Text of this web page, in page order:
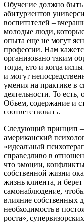
Обучение должно
абитуриентов
воспитателей –
молодые люди,
опыта еще не могут
профессии. Нам
организовано таким
тогда, кто и когда
и могут
умения на практике в
деятельности. То
Объем, содержание и
соответствовать.
Следующий принцип –
американский
«идеальный
справедливо в
что эмоции,
собственной жизни
жизнь клиента, и берет
самонаблюдение,
влияние собственных
необходимость в
роста»,